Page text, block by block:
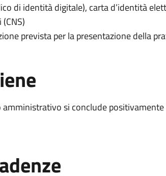
di identità digitale), carta d’identità
prevista per la presentazione della
si conclude